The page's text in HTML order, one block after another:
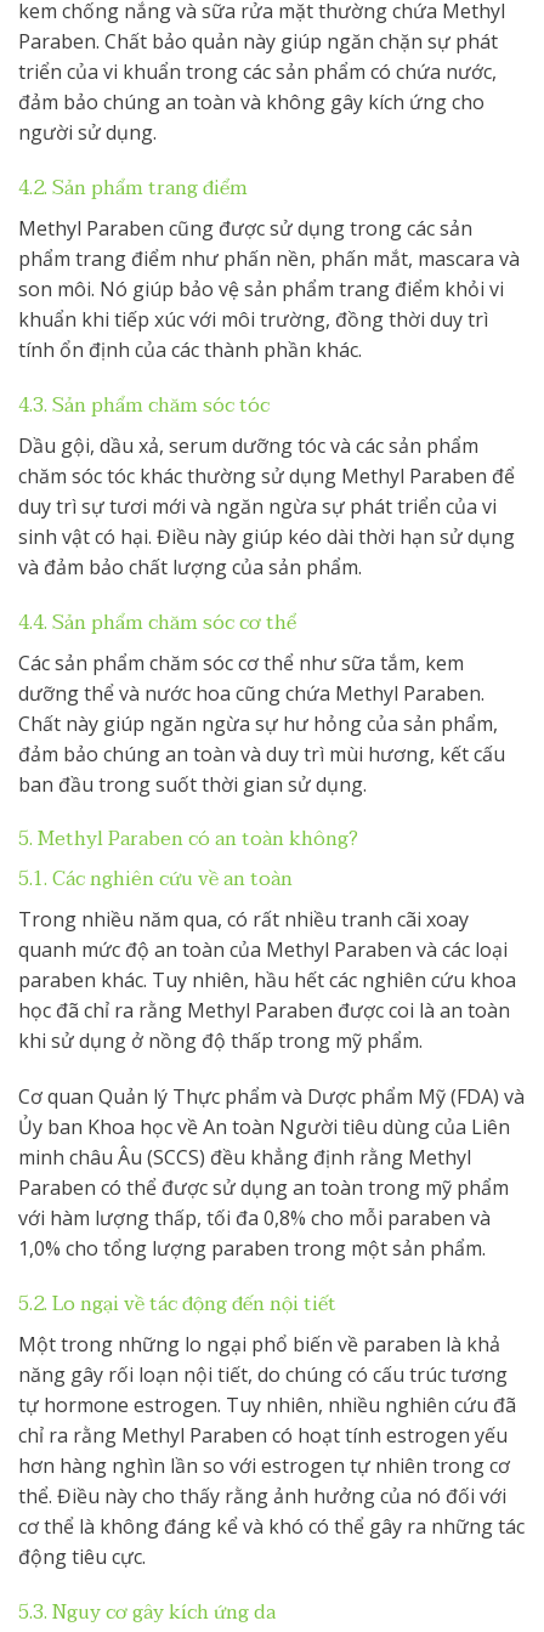
kem chống nắng và sữa rửa mặt thường chứa Methyl
Paraben. Chất bảo quản này giúp ngăn chặn sự phát
triển của vi khuẩn trong các sản phẩm có chứa nước,
đảm bảo chúng an toàn và không gây kích ứng cho
người sử dụng.
4.2. Sản phẩm trang điểm
Methyl Paraben cũng được sử dụng trong các sản
phẩm trang điểm như phấn nền, phấn mắt, mascara và
son môi. Nó giúp bảo vệ sản phẩm trang điểm khỏi vi
khuẩn khi tiếp xúc với môi trường, đồng thời duy trì
tính ổn định của các thành phần khác.
4.3. Sản phẩm chăm sóc tóc
Dầu gội, dầu xả, serum dưỡng tóc và các sản phẩm
chăm sóc tóc khác thường sử dụng Methyl Paraben để
duy trì sự tươi mới và ngăn ngừa sự phát triển của vi
sinh vật có hại. Điều này giúp kéo dài thời hạn sử dụng
và đảm bảo chất lượng của sản phẩm.
4.4. Sản phẩm chăm sóc cơ thể
Các sản phẩm chăm sóc cơ thể như sữa tắm, kem
dưỡng thể và nước hoa cũng chứa Methyl Paraben.
Chất này giúp ngăn ngừa sự hư hỏng của sản phẩm,
đảm bảo chúng an toàn và duy trì mùi hương, kết cấu
ban đầu trong suốt thời gian sử dụng.
5. Methyl Paraben có an toàn không?
5.1. Các nghiên cứu về an toàn
Trong nhiều năm qua, có rất nhiều tranh cãi xoay
quanh mức độ an toàn của Methyl Paraben và các loại
paraben khác. Tuy nhiên, hầu hết các nghiên cứu khoa
học đã chỉ ra rằng Methyl Paraben được coi là an toàn
khi sử dụng ở nồng độ thấp trong mỹ phẩm.
Cơ quan Quản lý Thực phẩm và Dược phẩm Mỹ (FDA) và
Ủy ban Khoa học về An toàn Người tiêu dùng của Liên
minh châu Âu (SCCS) đều khẳng định rằng Methyl
Paraben có thể được sử dụng an toàn trong mỹ phẩm
với hàm lượng thấp, tối đa 0,8% cho mỗi paraben và
1,0% cho tổng lượng paraben trong một sản phẩm.
5.2. Lo ngại về tác động đến nội tiết
Một trong những lo ngại phổ biến về paraben là khả
năng gây rối loạn nội tiết, do chúng có cấu trúc tương
tự hormone estrogen. Tuy nhiên, nhiều nghiên cứu đã
chỉ ra rằng Methyl Paraben có hoạt tính estrogen yếu
hơn hàng nghìn lần so với estrogen tự nhiên trong cơ
thể. Điều này cho thấy rằng ảnh hưởng của nó đối với
cơ thể là không đáng kể và khó có thể gây ra những tác
động tiêu cực.
5.3. Nguy cơ gây kích ứng da